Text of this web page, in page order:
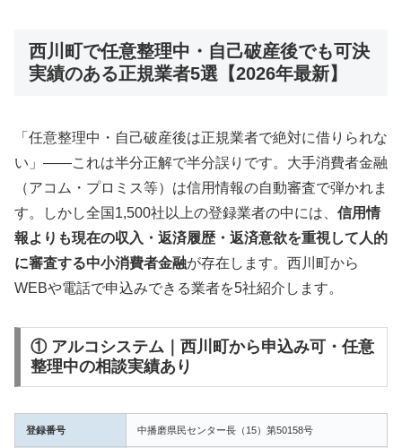
西川町で任意整理中・自己破産後でも可決
実績のある正規業者5選【2026年最新】
「任意整理中・自己破産後は正規業者で絶対に借りられな
い」——これは半分正解で半分誤りです。大手消費者金融
（アコム・プロミス等）は信用情報の自動審査で弾かれま
す。しかし全国1,500社以上の登録業者の中には、 信用情
報よりも現在の収入・返済履歴・返済意欲を重視して人的
に審査する中小消費者金融が存在します。西川町から
WEBや電話で申込みできる業者を5社紹介します。
① アルコシステム｜西川町から申込み可・任意
整理中の相談実績あり
登録番号 中播磨県民センター長（15）第50158号